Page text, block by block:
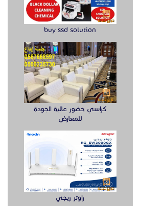
buy ssd solution
كراسي حضور عالية الجودة
للمعارض
راوتر ريجي